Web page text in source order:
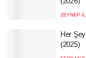
ZEYNEP
Her
(2025)